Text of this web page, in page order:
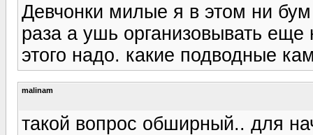
Девчонки милые я в этом ни
раза а ушь организовывать
этого надо. какие подводные
malinam
такой вопрос обширный.. для